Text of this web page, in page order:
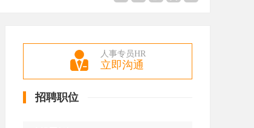
人事专员HR
立即沟通
招聘职位